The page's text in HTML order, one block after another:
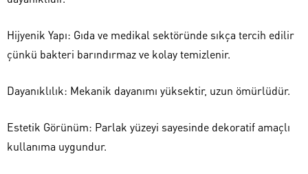
Hijyenik Yapı: Gıda ve medikal sektöründe sıkça tercih edilir
çünkü bakteri barındırmaz ve kolay temizlenir.
Dayanıklılık: Mekanik dayanımı yüksektir, uzun ömürlüdür.
Estetik Görünüm: Parlak yüzeyi sayesinde dekoratif amaçlı
kullanıma uygundur.